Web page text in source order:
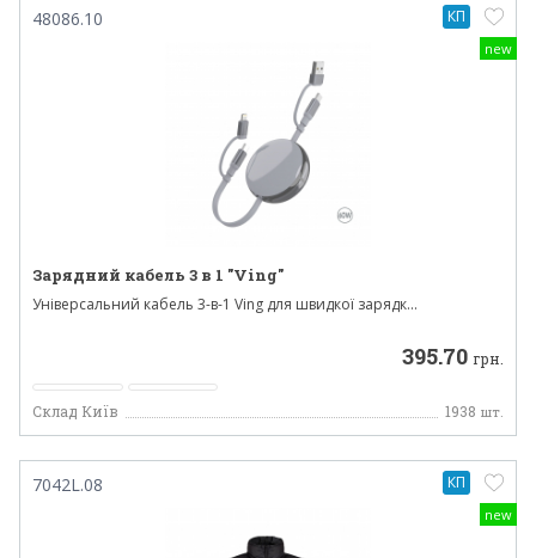
new
48086.10
Зарядний кабель 3 в 1 "Ving"
Універсальний кабель 3-в-1 Ving для швидкої зарядк...
395.70 грн.
Склад Київ 1938 шт.
КП
new
7042L.08 КП